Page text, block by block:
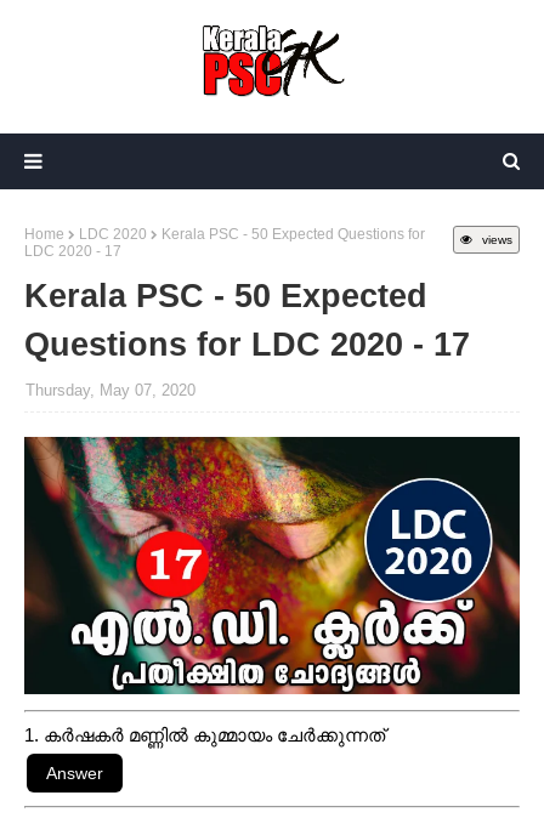
views
Home LDC 2020
Kerala PSC - 50 Expected Questions for
LDC 2020 - 17
Kerala PSC - 50 Expected
Questions for LDC 2020 - 17
Thursday, May 07, 2020
1. കർഷകർ മണ്ണിൽ കുമ്മായം ചേർക്കുന്നത്